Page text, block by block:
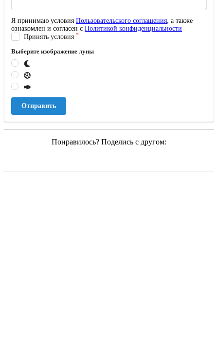
Я принимаю условия Пользовательского соглашения, а также
ознакомлен и согласен с Политикой конфиденциальности
Принять условия
Выберите изображение луны
Отправить
Понравилось? Поделись с другом: